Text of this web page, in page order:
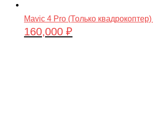
Mavic 4 Pro (Только квадрокоптер)
Первоначальная
160,000 ₽